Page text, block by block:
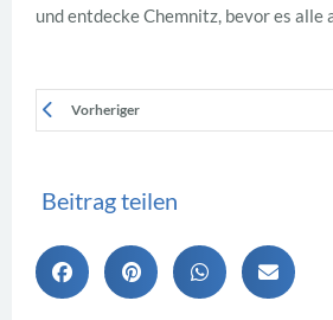
und entdecke Chemnitz, bevor es alle
Vorheriger
Beitrag teilen